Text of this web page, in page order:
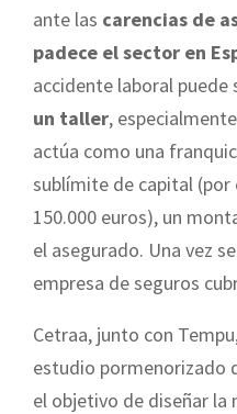
ante las carencias de
padece el sector en
accidente laboral puede
un taller,
actúa como una
sublímite de capital
150.000 euros), un
el asegurado. Una vez
empresa de seguros
Cetraa, junto con
estudio pormenorizado
el objetivo de diseñar la